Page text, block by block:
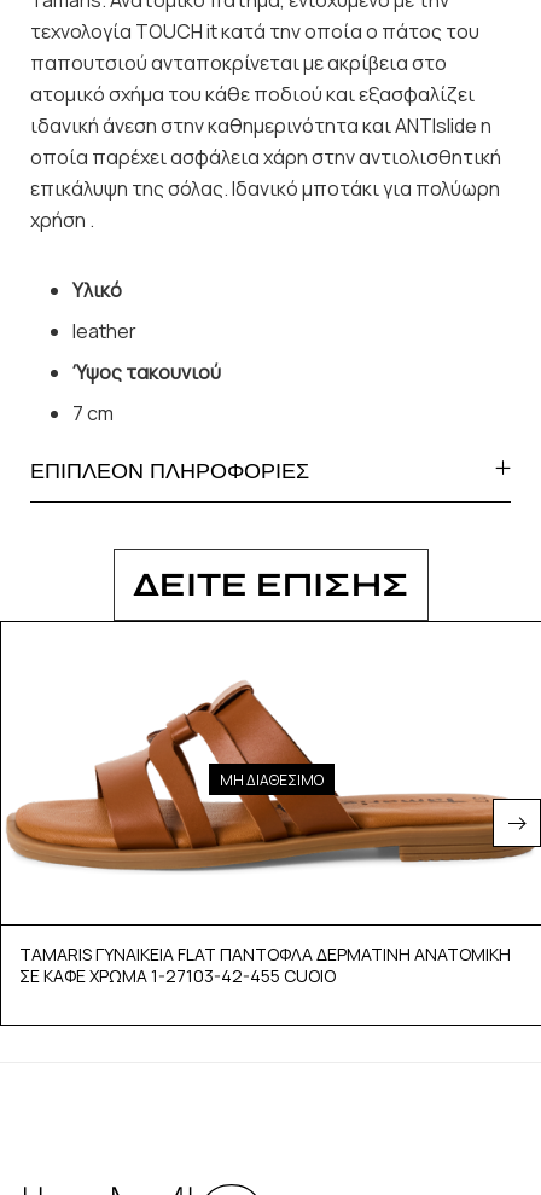
τεχνολογία TOUCH it κατά την οποία ο πάτος του
παπουτσιού ανταποκρίνεται με ακρίβεια στο
ατομικό σχήμα του κάθε ποδιού και εξασφαλίζει
ιδανική άνεση στην καθημερινότητα και ANTIslide η
οποία παρέχει ασφάλεια χάρη στην αντιολισθητική
επικάλυψη της σόλας. Ιδανικό μποτάκι για πολύωρη
χρήση .
Υλικό
leather
Ύψος τακουνιού
7 cm
ΕΠΙΠΛΕΟΝ ΠΛΗΡΟΦΟΡΙΕΣ
ΔΕΙΤΕ ΕΠΙΣΗΣ
ΜΗ ΔΙΑΘΕΣΙΜΟ
TAMARIS ΓΥΝΑΙΚΕΙΑ FLAT ΠΑΝΤΟΦΛΑ ΔΕΡΜΑΤΙΝΗ ΑΝΑΤΟΜΙΚΗ
ΣΕ ΚΑΦΕ ΧΡΩΜΑ 1-27103-42-455 CUOIO